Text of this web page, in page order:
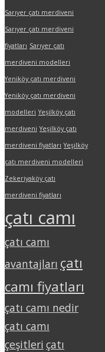
Sarıyer çatı merdiveni
Sarıyer çatı merdiveni
fiyatları Sarıyer çatı
merdiveni modelleri
Yeniköy çatı merdiveni
Yeniköy çatı merdiveni
modelleri Yeşilköy çatı
merdiveni Yeşilköy çatı
merdiveni fiyatları Yeşilköy
çatı merdiveni modelleri
Zekeriyaköy çatı
merdiveni fiyatları
çatı camı
çatı camı
avantajları çatı
camı fiyatları
çatı camı nedir
çatı camı
çeşitleri çatı